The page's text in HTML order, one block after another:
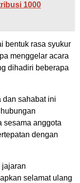
1000
bentuk rasa syukur
menggelar acara
dihadiri beberapa
dan sahabat ini
sesama anggota
dengan
jajaran
selamat ulang